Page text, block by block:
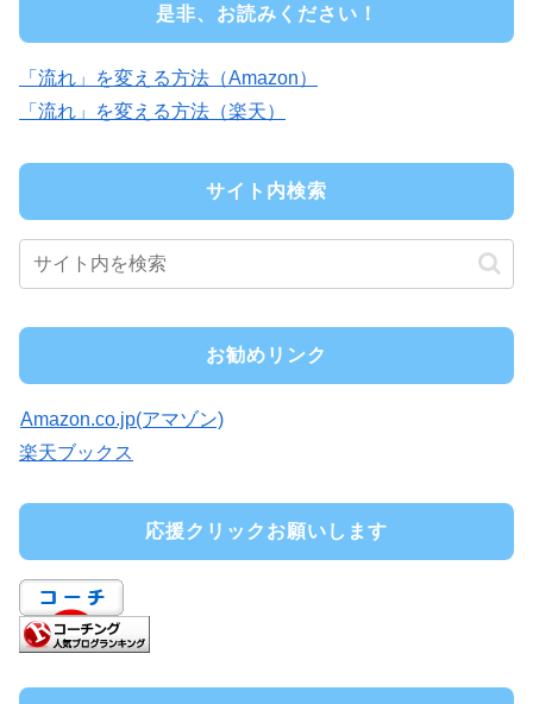
是非、お読みください！
「流れ」を変える方法（Amazon）
「流れ」を変える方法（楽天）
サイト内検索
お勧めリンク
Amazon.co.jp(アマゾン)
楽天ブックス
応援クリックお願いします